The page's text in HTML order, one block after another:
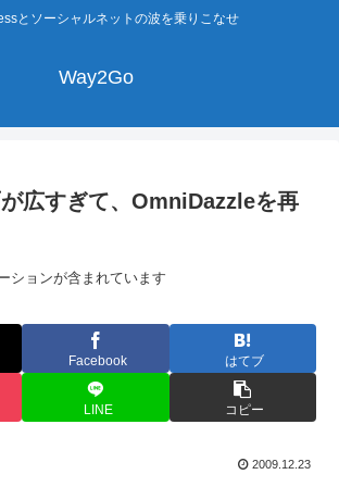
とソーシャルネットの波を乗りこなせ
Way2Go
広すぎて、OmniDazzleを再
ションが含まれています
Facebook はてブ
LINE コピー
2009.12.23